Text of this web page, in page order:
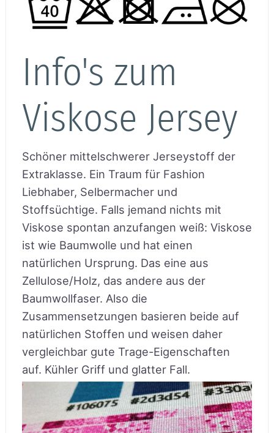
Info's zum
Viskose Jersey
Schöner mittelschwerer Jerseystoff der
Extraklasse. Ein Traum für Fashion
Liebhaber, Selbermacher und
Stoffsüchtige. Falls jemand nichts mit
Viskose spontan anzufangen weiß: Viskose
ist wie Baumwolle und hat einen
natürlichen Ursprung. Das eine aus
Zellulose/Holz, das andere aus der
Baumwollfaser. Also die
Zusammensetzungen basieren beide auf
natürlichen Stoffen und weisen daher
vergleichbar gute Trage-Eigenschaften
auf. Kühler Griff und glatter Fall.